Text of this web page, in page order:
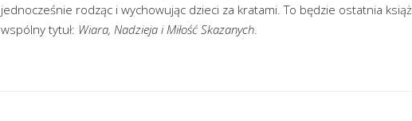
jednocześnie rodząc i wychowując dzieci za kratami. To będzie ostatnia
wspólny tytuł: Wiara, Nadzieja i Miłość Skazanych